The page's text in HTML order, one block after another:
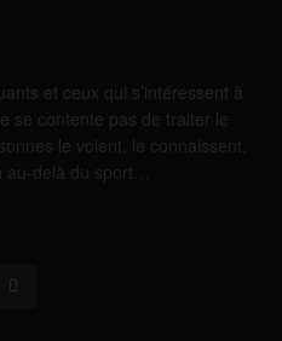
et ceux qui s’intéressent à
se contente pas de traiter le
le voient, le connaissent,
au-delà du sport…